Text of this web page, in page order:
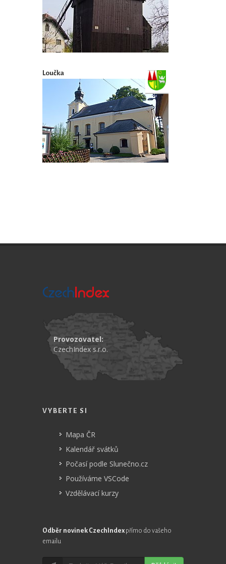
Loučka
Provozovatel:
CzechIndex s.r.o.
VYBERTE SI
Mapa ČR
Kalendář svátků
Počasí podle Slunečno.cz
Používáme VSCode
Vzdělávací kurzy
Odběr novinek CzechIndex přímo do vašeho
emailu